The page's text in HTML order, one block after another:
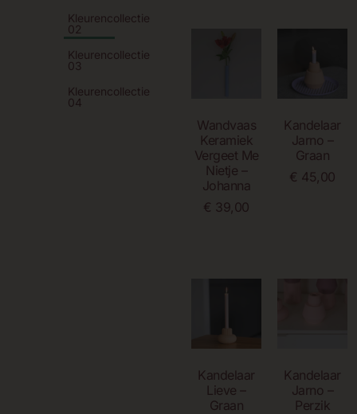
Kleurencollectie
02
Kleurencollectie
03
Kleurencollectie
04
Wandvaas
Keramiek
Vergeet Me
Nietje –
Johanna
€ 39,00
Kandelaar
Jarno –
Graan
€ 45,00
Kandelaar
Lieve –
Graan
Kandelaar
Jarno –
Perzik